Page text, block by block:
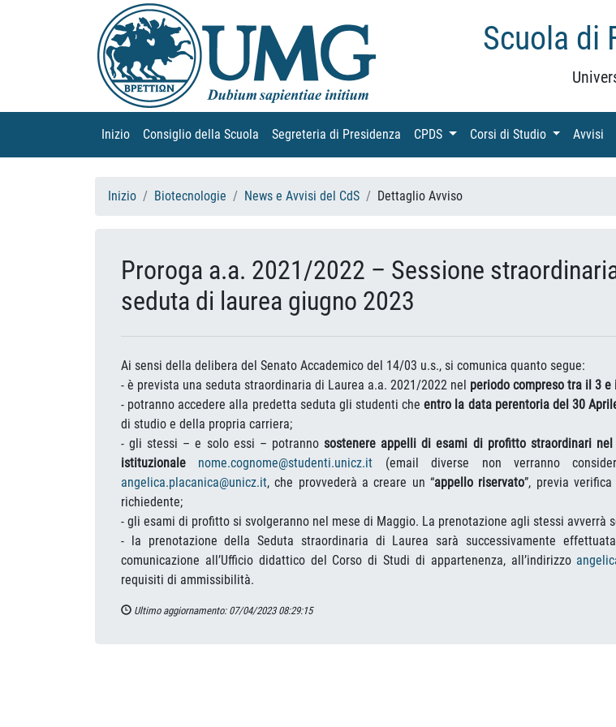
Scuola di
Inizio (current)
Consiglio della Scuola (current)
Segreteria di Presidenza (current)
CPDS (current)Corsi di Studio (current)
Avvisi
Inizio Biotecnologie News e Avvisi del CdS Dettaglio Avviso
Proroga a.a. 2021/2022 – Sessione
seduta di laurea giugno 2023
Ai sensi della delibera del Senato Accademico del 14/03 u.s., si comunica quanto segue:
- è prevista una seduta straordinaria di Laurea a.a. 2021/2022 nel periodo compreso tra il 3
- potranno accedere alla predetta seduta gli studenti cheentro la data perentoria del 30
di studio e della propria carriera;
- gli stessi – e solo essi – potranno sostenere appelli di esami di profitto straordinari
istituzionale nome.cognome@studenti.unicz.it (email diverse non verranno
angelica.placanica@unicz.it, che provvederà a creare un “appello riservato”, previa
richiedente;
- gli esami di profitto si svolgeranno nel mese di Maggio. La prenotazione agli stessi
- la prenotazione della Seduta straordinaria di Laurea sarà successivamente
comunicazione all’Ufficio didattico del Corso di Studi di appartenenza, all’indirizzo
requisiti di ammissibilità.
Ultimo aggiornamento: 07/04/2023 08:29:15